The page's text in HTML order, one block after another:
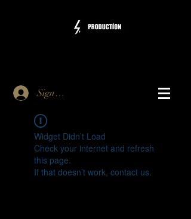
Sign Up
Widget Didn’t Load
Check your internet and refresh
this page.
If that doesn’t work, contact us.